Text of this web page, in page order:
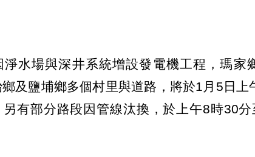
淨水場與深井系統增設發電機工程，瑪家
及鹽埔鄉多個村里與道路，將於1月5日上
另有部分路段因管線汰換，於上午8時30